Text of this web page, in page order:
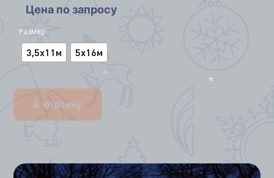
Цена по запросу
Размер
3,5х11м 5х16м
В корзину
*